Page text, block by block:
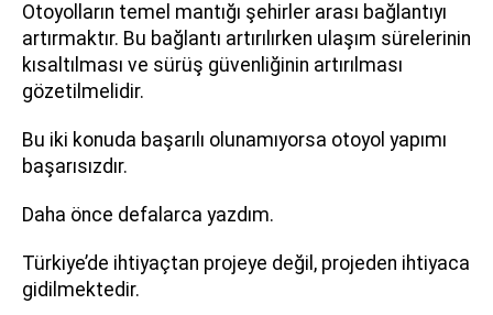
Otoyolların temel mantığı şehirler arası bağlantıyı
artırmaktır. Bu bağlantı artırılırken ulaşım sürelerinin
kısaltılması ve sürüş güvenliğinin artırılması
gözetilmelidir.
Bu iki konuda başarılı olunamıyorsa otoyol yapımı
başarısızdır.
Daha önce defalarca yazdım.
Türkiye’de ihtiyaçtan projeye değil, projeden ihtiyaca
gidilmektedir.